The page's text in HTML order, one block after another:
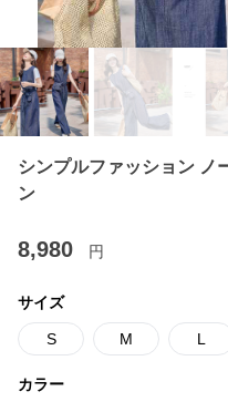
シンプルファッション ノ
ン
8,980 円
サイズ
S M L
カラー